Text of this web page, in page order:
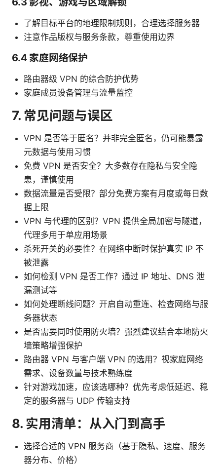
了解目标平台的地理限制规则，合理选择服务器
注意作品版权与服务条款，尊重使用边界
6.4 家庭网络保护
路由器级 VPN 的综合防护优势
家庭成员设备管理与流量监控
7. 常见问题与误区
VPN 是否等于匿名？并非完全匿名，仍可能暴露
元数据与使用习惯
免费 VPN 是否安全？大多数存在隐私与安全隐
患，谨慎使用
数据流量是否受限？部分免费方案有月度或每日数
据上限
VPN 与代理的区别？VPN 提供全局加密与隧道，
代理多用于单应用场景
杀死开关的必要性？在网络中断时保护真实 IP 不
被泄露
如何检测 VPN 是否工作？通过 IP 地址、DNS 泄
漏测试等
如何处理断线问题？开启自动重连、检查网络与服
务器状态
是否需要同时使用防火墙？强烈建议结合本地防火
墙策略增强保护
路由器 VPN 与客户端 VPN 的选用？视家庭网络
需求、设备数量与技术熟练度
针对游戏加速，应该选哪种？优先考虑低延迟、稳
定的服务器与 UDP 传输支持
8. 实用清单：从入门到高手
选择合适的 VPN 服务商（基于隐私、速度、服务
器分布、价格）